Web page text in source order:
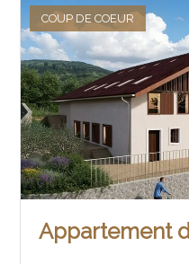
COUP DE COEUR
Appartement